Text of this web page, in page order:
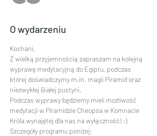
O wydarzeniu
Kochani,
Z wielką przyjemnością zapraszam na kolejną
wyprawę medytacyjną do Egiptu, podczas
której doświadczymy m.in. magii Piramid oraz
niezwykłej Białej pustyni.
Podczas wyprawy będziemy mieli możliwość
medytacji w Piramidzie Cheopsa w Komnacie
Króla wynajętej dla nas na wyłączność! :)
Szczegóły programu poniżej: